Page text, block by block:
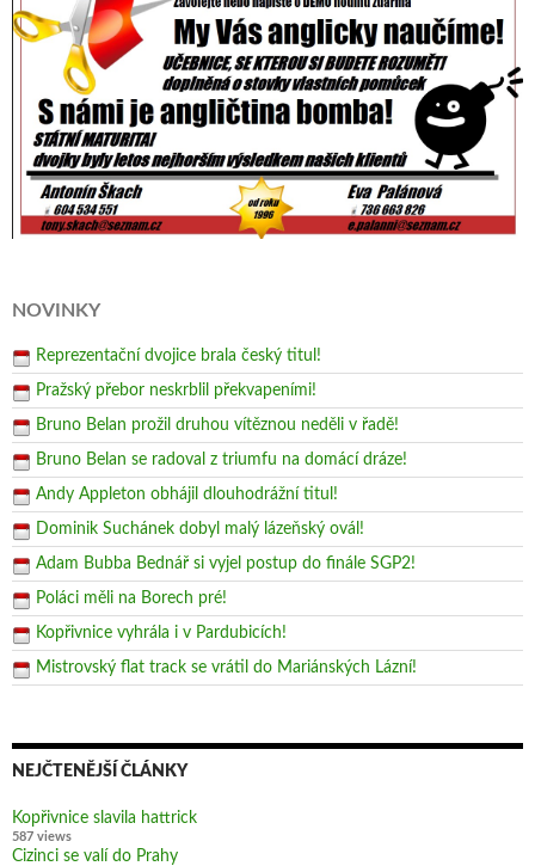
NOVINKY
Reprezentační dvojice brala český titul!
Pražský přebor neskrblil překvapeními!
Bruno Belan prožil druhou vítěznou neděli v řadě!
Bruno Belan se radoval z triumfu na domácí dráze!
Andy Appleton obhájil dlouhodrážní titul!
Dominik Suchánek dobyl malý lázeňský ovál!
Adam Bubba Bednář si vyjel postup do finále SGP2!
Poláci měli na Borech pré!
Kopřivnice vyhrála i v Pardubicích!
Mistrovský flat track se vrátil do Mariánských Lázní!
NEJČTENĚJŠÍ ČLÁNKY
Kopřivnice slavila hattrick
587 views
Cizinci se valí do Prahy